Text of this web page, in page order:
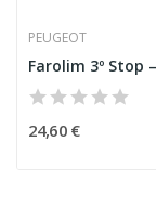
PEUGEOT
24,60 €